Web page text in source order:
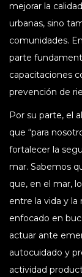
mejorar la
urbanas, sino
comunidades.
parte
capacitaciones
prevención de
Por su parte, el
que “para
fortalecer la
mar. Sabemos
que, en el mar,
entre la vida y
enfocado en
actuar ante
autocuidado y
actividad